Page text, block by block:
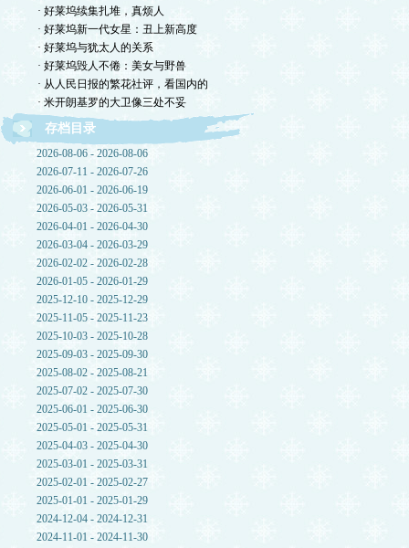
· 好莱坞续集扎堆，真烦人
· 好莱坞新一代女星：丑上新高度
· 好莱坞与犹太人的关系
· 好莱坞毁人不倦：美女与野兽
· 从人民日报的繁花社评，看国内的
· 米开朗基罗的大卫像三处不妥
存档目录
2026-08-06 - 2026-08-06
2026-07-11 - 2026-07-26
2026-06-01 - 2026-06-19
2026-05-03 - 2026-05-31
2026-04-01 - 2026-04-30
2026-03-04 - 2026-03-29
2026-02-02 - 2026-02-28
2026-01-05 - 2026-01-29
2025-12-10 - 2025-12-29
2025-11-05 - 2025-11-23
2025-10-03 - 2025-10-28
2025-09-03 - 2025-09-30
2025-08-02 - 2025-08-21
2025-07-02 - 2025-07-30
2025-06-01 - 2025-06-30
2025-05-01 - 2025-05-31
2025-04-03 - 2025-04-30
2025-03-01 - 2025-03-31
2025-02-01 - 2025-02-27
2025-01-01 - 2025-01-29
2024-12-04 - 2024-12-31
2024-11-01 - 2024-11-30